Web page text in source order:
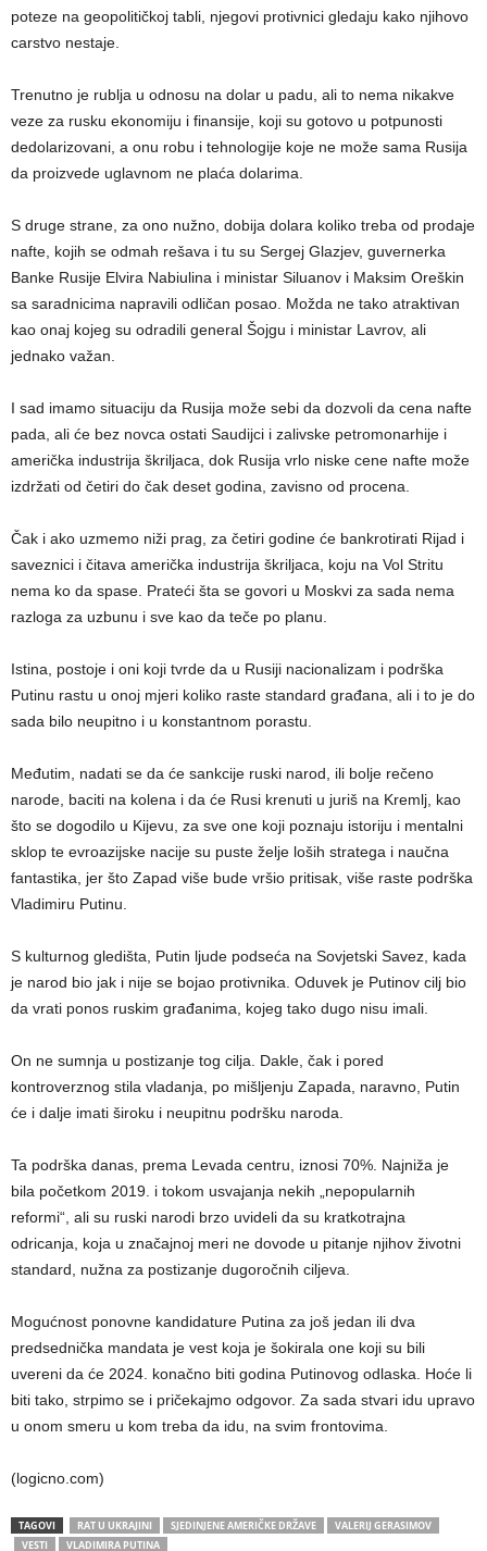
poteze na geopolitičkoj tabli, njegovi protivnici gledaju kako njihovo
carstvo nestaje.
Trenutno je rublja u odnosu na dolar u padu, ali to nema nikakve
veze za rusku ekonomiju i finansije, koji su gotovo u potpunosti
dedolarizovani, a onu robu i tehnologije koje ne može sama Rusija
da proizvede uglavnom ne plaća dolarima.
S druge strane, za ono nužno, dobija dolara koliko treba od prodaje
nafte, kojih se odmah rešava i tu su Sergej Glazjev, guvernerka
Banke Rusije Elvira Nabiulina i ministar Siluanov i Maksim Oreškin
sa saradnicima napravili odličan posao. Možda ne tako atraktivan
kao onaj kojeg su odradili general Šojgu i ministar Lavrov, ali
jednako važan.
I sad imamo situaciju da Rusija može sebi da dozvoli da cena nafte
pada, ali će bez novca ostati Saudijci i zalivske petromonarhije i
američka industrija škriljaca, dok Rusija vrlo niske cene nafte može
izdržati od četiri do čak deset godina, zavisno od procena.
Čak i ako uzmemo niži prag, za četiri godine će bankrotirati Rijad i
saveznici i čitava američka industrija škriljaca, koju na Vol Stritu
nema ko da spase. Prateći šta se govori u Moskvi za sada nema
razloga za uzbunu i sve kao da teče po planu.
Istina, postoje i oni koji tvrde da u Rusiji nacionalizam i podrška
Putinu rastu u onoj mjeri koliko raste standard građana, ali i to je do
sada bilo neupitno i u konstantnom porastu.
Međutim, nadati se da će sankcije ruski narod, ili bolje rečeno
narode, baciti na kolena i da će Rusi krenuti u juriš na Kremlj, kao
što se dogodilo u Kijevu, za sve one koji poznaju istoriju i mentalni
sklop te evroazijske nacije su puste želje loših stratega i naučna
fantastika, jer što Zapad više bude vršio pritisak, više raste podrška
Vladimiru Putinu.
S kulturnog gledišta, Putin ljude podseća na Sovjetski Savez, kada
je narod bio jak i nije se bojao protivnika. Oduvek je Putinov cilj bio
da vrati ponos ruskim građanima, kojeg tako dugo nisu imali.
On ne sumnja u postizanje tog cilja. Dakle, čak i pored
kontroverznog stila vladanja, po mišljenju Zapada, naravno, Putin
će i dalje imati široku i neupitnu podršku naroda.
Ta podrška danas, prema Levada centru, iznosi 70%. Najniža je
bila početkom 2019. i tokom usvajanja nekih „nepopularnih
reformi“, ali su ruski narodi brzo uvideli da su kratkotrajna
odricanja, koja u značajnoj meri ne dovode u pitanje njihov životni
standard, nužna za postizanje dugoročnih ciljeva.
Mogućnost ponovne kandidature Putina za još jedan ili dva
predsednička mandata je vest koja je šokirala one koji su bili
uvereni da će 2024. konačno biti godina Putinovog odlaska. Hoće li
biti tako, strpimo se i pričekajmo odgovor. Za sada stvari idu upravo
u onom smeru u kom treba da idu, na svim frontovima.
(logicno.com)
TAGOVI RAT U UKRAJINI SJEDINJENE AMERIČKE DRŽAVE
VALERIJ GERASIMOV
VESTI
VLADIMIRA PUTINA